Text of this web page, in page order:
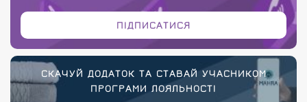
ПІДПИСАТИСЯ
СКАЧУЙ ДОДАТОК ТА СТАВАЙ УЧАСНИКОМ
ПРОГРАМИ ЛОЯЛЬНОСТІ